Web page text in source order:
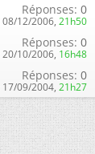
Réponses: 0
08/12/2006, 21h50
Réponses: 0
20/10/2006, 16h48
Réponses: 0
17/09/2004, 21h27